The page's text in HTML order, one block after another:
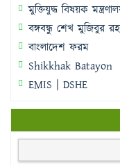
মুক্তিযুদ্ধ বিষয়ক
বঙ্গবন্ধু শেখ মুজিবুর
বাংলাদেশ ফরম
Shikkhak Batayon
EMIS | DSHE